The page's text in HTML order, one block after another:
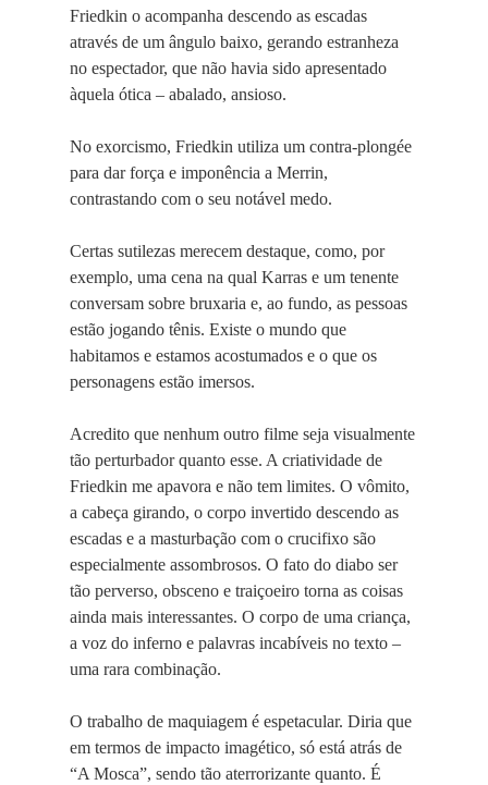
Friedkin o acompanha descendo as escadas
através de um ângulo baixo, gerando estranheza
no espectador, que não havia sido apresentado
àquela ótica – abalado, ansioso.
No exorcismo, Friedkin utiliza um contra-plongée
para dar força e imponência a Merrin,
contrastando com o seu notável medo.
Certas sutilezas merecem destaque, como, por
exemplo, uma cena na qual Karras e um tenente
conversam sobre bruxaria e, ao fundo, as pessoas
estão jogando tênis. Existe o mundo que
habitamos e estamos acostumados e o que os
personagens estão imersos.
Acredito que nenhum outro filme seja visualmente
tão perturbador quanto esse. A criatividade de
Friedkin me apavora e não tem limites. O vômito,
a cabeça girando, o corpo invertido descendo as
escadas e a masturbação com o crucifixo são
especialmente assombrosos. O fato do diabo ser
tão perverso, obsceno e traiçoeiro torna as coisas
ainda mais interessantes. O corpo de uma criança,
a voz do inferno e palavras incabíveis no texto –
uma rara combinação.
O trabalho de maquiagem é espetacular. Diria que
em termos de impacto imagético, só está atrás de
“A Mosca”, sendo tão aterrorizante quanto. É